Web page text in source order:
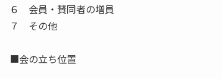
６ 会員・賛同者の増員
７ その他
■会の立ち位置